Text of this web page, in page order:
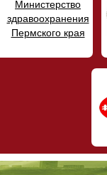
Министерство
здравоохранения
Пермского края